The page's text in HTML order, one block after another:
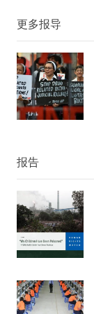
更多报导
报告